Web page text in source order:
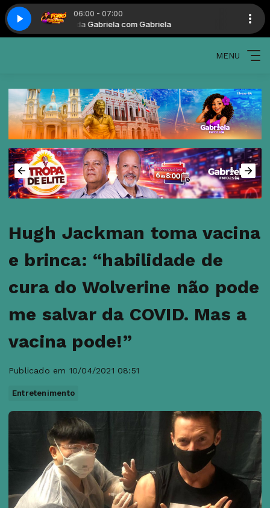
06:00 - 07:00
Forró da Gabriela com Gabriela
MENU
Hugh Jackman toma vacina
e brinca: “habilidade de
cura do Wolverine não pode
me salvar da COVID. Mas a
vacina pode!”
Publicado em 10/04/2021 08:51
Entretenimento